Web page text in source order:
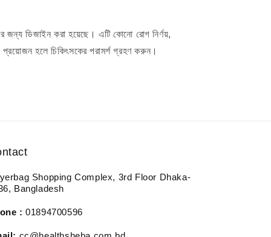
জন্য ডিজাইন করা হয়েছে। এটি কোনো রোগ নির্ণয়,
প্রয়োজন হলে চিকিৎসকের পরামর্শ গ্রহণ করুন।
Shopping Complex, 3rd Floor Dhaka-
Bangladesh
: 01894700596